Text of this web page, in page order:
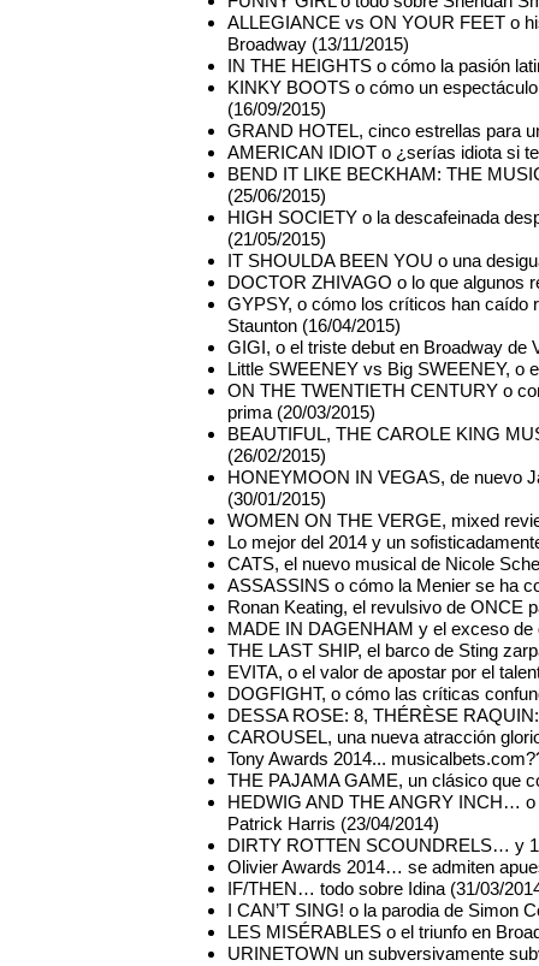
ALLEGIANCE vs ON YOUR FEET o
Broadway (13/11/2015)
IN THE HEIGHTS o cómo la pasión
KINKY BOOTS o cómo un
(16/09/2015)
GRAND HOTEL, cinco estrellas para
AMERICAN IDIOT o ¿serías idiota si
BEND IT LIKE BECKHAM: THE
(25/06/2015)
HIGH SOCIETY o la descafeinada
(21/05/2015)
IT SHOULDA BEEN YOU o una
DOCTOR ZHIVAGO o lo que algunos
GYPSY, o cómo los críticos han caído
Staunton (16/04/2015)
GIGI, o el triste debut en Broadway de
Little SWEENEY vs Big SWEENEY, o
ON THE TWENTIETH CENTURY o
prima (20/03/2015)
BEAUTIFUL, THE CAROLE KING
(26/02/2015)
HONEYMOON IN VEGAS, de nuevo
(30/01/2015)
WOMEN ON THE VERGE, mixed
Lo mejor del 2014 y un
CATS, el nuevo musical de Nicole
ASSASSINS o cómo la Menier se ha
Ronan Keating, el revulsivo de ONCE
MADE IN DAGENHAM y el exceso de
THE LAST SHIP, el barco de Sting
EVITA, o el valor de apostar por el
DOGFIGHT, o cómo las críticas
DESSA ROSE: 8, THÉRÈSE
CAROUSEL, una nueva atracción
Tony Awards 2014...
THE PAJAMA GAME, un clásico que
HEDWIG AND THE ANGRY INCH…
Patrick Harris (23/04/2014)
DIRTY ROTTEN SCOUNDRELS… y
Olivier Awards 2014… se admiten
IF/THEN… todo sobre Idina (31/03/
I CAN’T SING! o la parodia de Simon
LES MISÉRABLES o el triunfo en
URINETOWN un subversivamente